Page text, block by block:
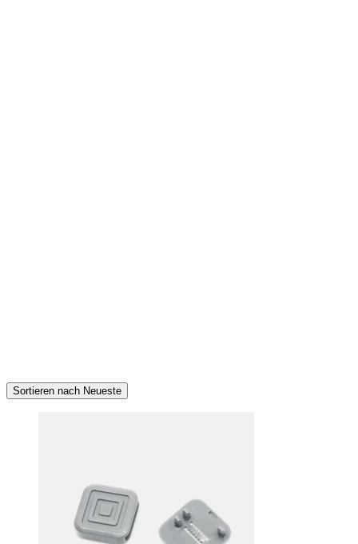
Sortieren nach Neueste